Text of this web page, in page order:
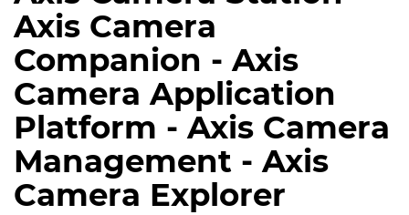
Axis Camera
Companion - Axis
Camera Application
Platform - Axis Camera
Management - Axis
Camera Explorer